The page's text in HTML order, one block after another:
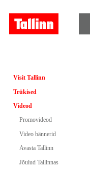
Visit Tallinn
Trükised
Videod
Promovideod
Video bännerid
Avasta Tallinn
Jõulud Tallinnas